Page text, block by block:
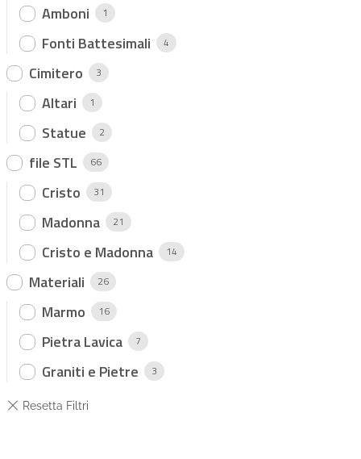
Amboni 1
Fonti Battesimali 4
Cimitero 3
Altari 1
Statue 2
file STL 66
Cristo 31
Madonna 21
Cristo e Madonna 14
Materiali 26
Marmo 16
Pietra Lavica 7
Graniti e Pietre 3